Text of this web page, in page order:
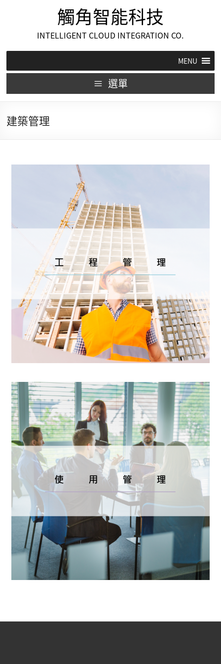
觸角智能科技
INTELLIGENT CLOUD INTEGRATION CO.
MENU
選單
建築管理